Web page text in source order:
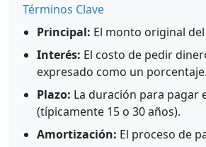
Términos Clave
Principal: El monto original
Interés: El costo de pedir
expresado como un porcentaje.
Plazo: La duración para pagar
(típicamente 15 o 30 años).
Amortización: El proceso de